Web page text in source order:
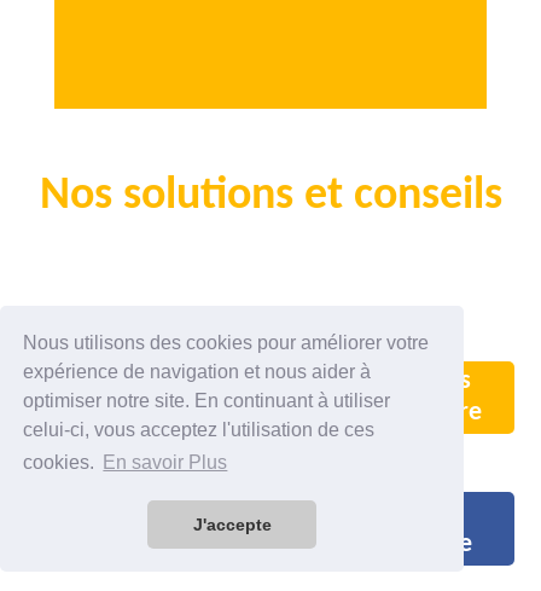
Nous utilisons des cookies pour améliorer votre
expérience de navigation et nous aider à
optimiser notre site. En continuant à utiliser
celui-ci, vous acceptez l'utilisation de ces
cookies.
En savoir Plus
J'accepte
Nos solutions et conseils
Ma chaudière est
en panne
J'entretiens
ma chaudière
J'installe le
chauffage
le chauffage